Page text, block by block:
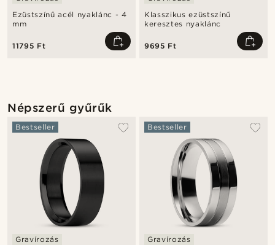
Ezüstszínű acél nyaklánc - 4
mm
11795 Ft
Klasszikus ezüstszínű
keresztes nyaklánc
9695 Ft
Népszerű gyűrűk
Bestseller
Gravírozás
Bestseller
Gravírozás